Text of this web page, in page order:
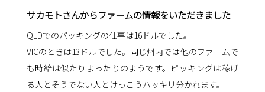
サカモトさんからファームの情報をいただきました
QLDでのパッキングの仕事は16ドルでした。
VICのときは13ドルでした。同じ州内では他のファームで
も時給は似たりよったりのようです。ピッキングは稼げ
る人とそうでない人とけっこうハッキリ分かれます。